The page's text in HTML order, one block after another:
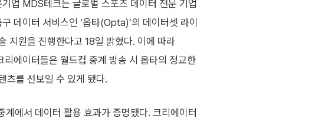
업 MDS테크는 글로벌 스포츠 데이터 전문 기업
데이터 서비스인 ‘옵타(Opta)’의 데이터셋 라이
지원을 진행한다고 18일 밝혔다. 이에 따라
에이터들은 월드컵 중계 방송 시 옵타의 정교한
츠를 선보일 수 있게 됐다.
계에서 데이터 활용 효과가 증명됐다. 크리에이터